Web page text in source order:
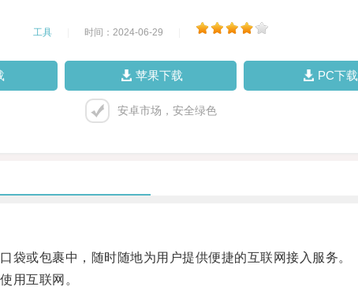
工具 时间：2024-06-29
苹果下载 PC下载
安卓市场，安全绿色
或包裹中，随时随地为用户提供便捷的互联网接入服务。
用互联网。